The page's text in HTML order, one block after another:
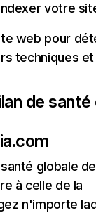
votre
web pour
techniques et
de santé
globale
à celle de la
n'importe